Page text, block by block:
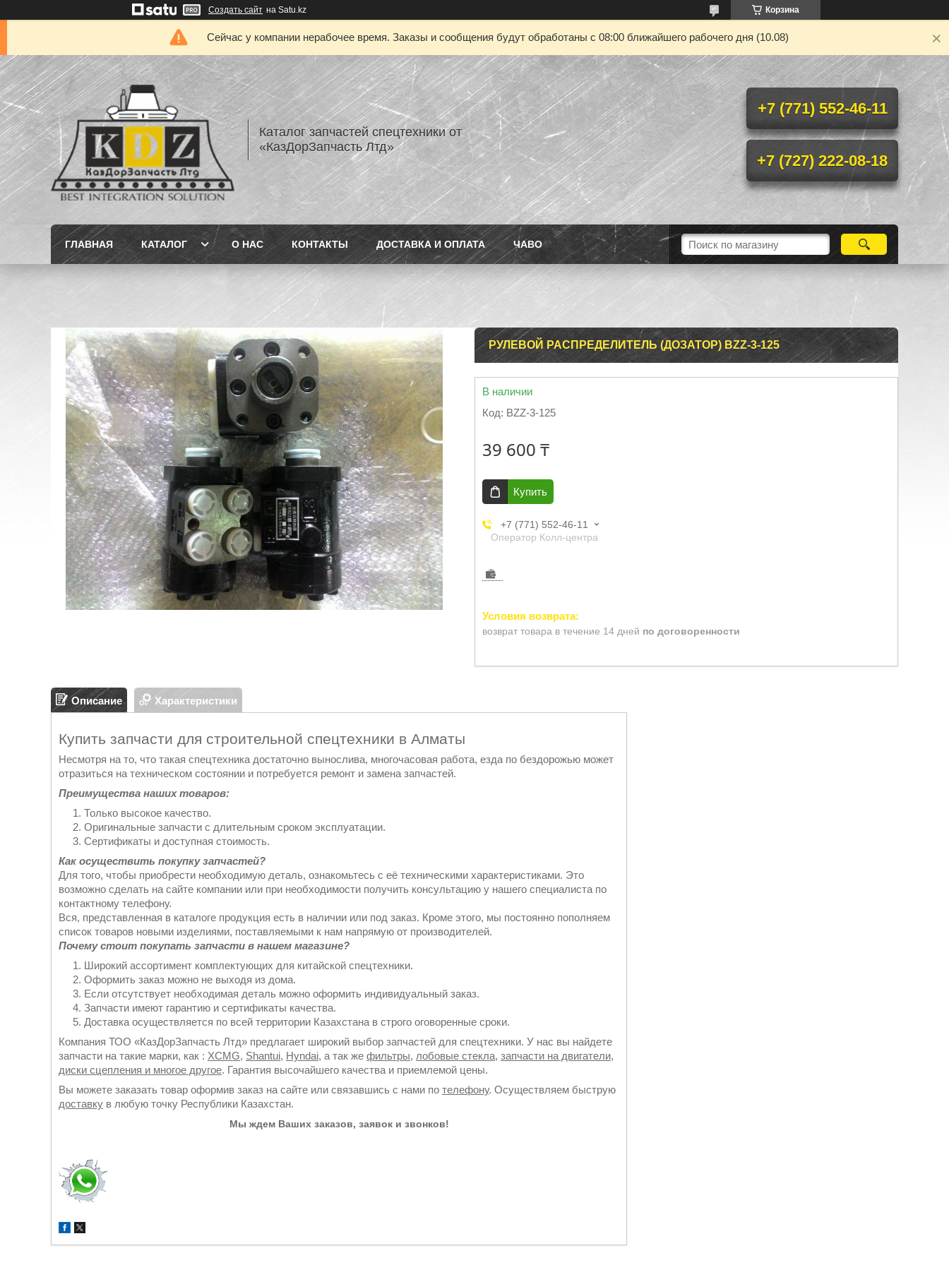
Создать сайт на Satu.kz Корзина
Сейчас у компании нерабочее время. Заказы и сообщения будут обработаны с 08:00 ближайшего рабочего дня (10.08)
Каталог запчастей спецтехники от
«КазДорЗапчасть Лтд»
+7 (771) 552-46-11
+7 (727) 222-08-18
ГЛАВНАЯ КАТАЛОГ О НАС КОНТАКТЫ ДОСТАВКА И ОПЛАТА ЧАВО
РУЛЕВОЙ РАСПРЕДЕЛИТЕЛЬ (ДОЗАТОР) BZZ-3-125
В наличии
Код: BZZ-3-125
39 600 ₸
Купить
+7 (771) 552-46-11
Оператор Колл-центра
возврат товара в течение 14 дней по договоренности
Описание Характеристики
Купить запчасти для строительной спецтехники в Алматы
Несмотря на то, что такая спецтехника достаточно вынослива, многочасовая работа, езда по бездорожью может
отразиться на техническом состоянии и потребуется ремонт и замена запчастей.
Преимущества наших товаров:
Только высокое качество.
Оригинальные запчасти с длительным сроком эксплуатации.
Сертификаты и доступная стоимость.
Как осуществить покупку запчастей?
Для того, чтобы приобрести необходимую деталь, ознакомьтесь с её техническими характеристиками. Это
возможно сделать на сайте компании или при необходимости получить консультацию у нашего специалиста по
контактному телефону.
Вся, представленная в каталоге продукция есть в наличии или под заказ. Кроме этого, мы постоянно пополняем
список товаров новыми изделиями, поставляемыми к нам напрямую от производителей.
Почему стоит покупать запчасти в нашем магазине?
Широкий ассортимент комплектующих для китайской спецтехники.
Оформить заказ можно не выходя из дома.
Если отсутствует необходимая деталь можно оформить индивидуальный заказ.
Запчасти имеют гарантию и сертификаты качества.
Доставка осуществляется по всей территории Казахстана в строго оговоренные сроки.
Компания ТОО «КазДорЗапчасть Лтд» предлагает широкий выбор запчастей для спецтехники. У нас вы найдете
запчасти на такие марки, как : XCMG, Shantui, Hyndai, а так же фильтры, лобовые стекла, запчасти на двигатели,
диски сцепления и многое другое. Гарантия высочайшего качества и приемлемой цены.
Вы можете заказать товар оформив заказ на сайте или связавшись с нами по телефону. Осуществляем быструю
доставку в любую точку Республики Казахстан.
Мы ждем Ваших заказов, заявок и звонков!